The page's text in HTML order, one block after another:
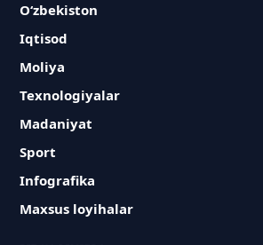
O‘zbekiston
Iqtisod
Moliya
Texnologiyalar
Madaniyat
Sport
Infografika
Maxsus loyihalar